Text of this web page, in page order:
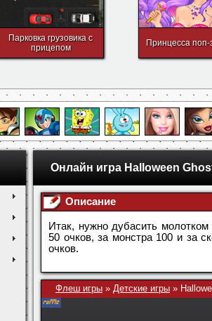
Парковка грузовика с
прицепом
Принцесса поп-
Онлайн игра Halloween
Описание
Итак, нужно дубасить молотком
50 очков, за монстра 100 и за
очков.
Флеш игры » Детские игры »